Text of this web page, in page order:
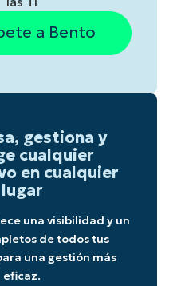
a Bento
gestiona y
cualquier
en cualquier
lugar
una visibilidad y un
de todos tus
una gestión más
eficaz.